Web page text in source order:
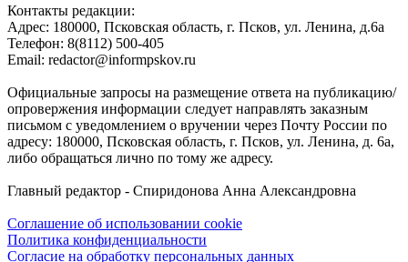
Контакты редакции:
Адреc: 180000, Псковская область, г. Псков, ул. Ленина, д.6а
Телефон: 8(8112) 500-405
Email: redactor@informpskov.ru
Официальные запросы на размещение ответа на публикацию/
опровержения информации следует направлять заказным
письмом с уведомлением о вручении через Почту России по
адресу: 180000, Псковская область, г. Псков, ул. Ленина, д. 6а,
либо обращаться лично по тому же адресу.
Главный редактор - Спиридонова Анна Александровна
Соглашение об использовании cookie
Политика конфиденциальности
Согласие на обработку персональных данных